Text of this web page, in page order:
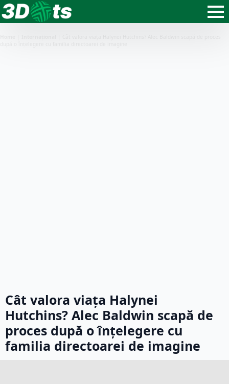
Cât valora viața Halynei
Hutchins? Alec Baldwin scapă de
proces după o înțelegere cu
familia directoarei de imagine